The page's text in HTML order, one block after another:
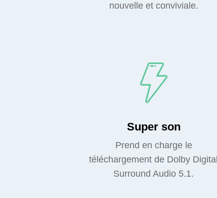
nouvelle et conviviale.
Super son
Prend en charge le
téléchargement de Dolby Digital
Surround Audio 5.1.